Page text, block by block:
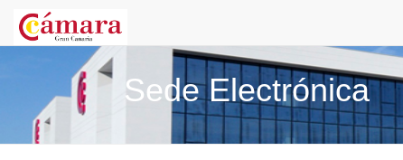
Sede Electrónica